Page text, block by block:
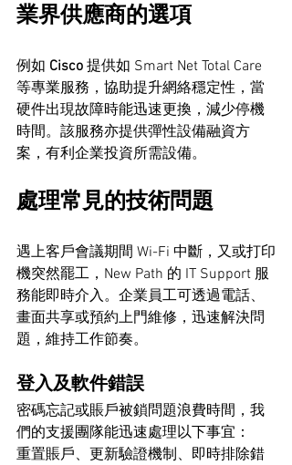
業界供應商的選項
例如 Cisco 提供如 Smart Net Total Care
等專業服務，協助提升網絡穩定性，當
硬件出現故障時能迅速更換，減少停機
時間。該服務亦提供彈性設備融資方
案，有利企業投資所需設備。
處理常見的技術問題
遇上客戶會議期間 Wi-Fi 中斷，又或打印
機突然罷工，New Path 的 IT Support 服
務能即時介入。企業員工可透過電話、
畫面共享或預約上門維修，迅速解決問
題，維持工作節奏。
登入及軟件錯誤
密碼忘記或賬戶被鎖問題浪費時間，我
們的支援團隊能迅速處理以下事宜：
重置賬戶、更新驗證機制、即時排除錯